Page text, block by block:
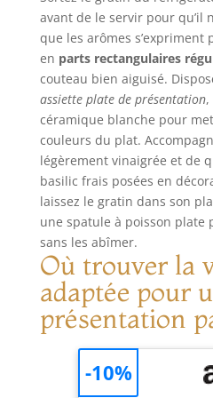
avant de le servir pour qu’il
que les arômes s’expriment
en parts rectangulaires
couteau bien aiguisé.
assiette plate de présentation,
céramique blanche pour
couleurs du plat.
légèrement vinaigrée et de
basilic frais posées en
laissez le gratin dans son
une spatule à poisson plate
sans les abîmer.
Où trouver la
adaptée pour
présentation
-10%